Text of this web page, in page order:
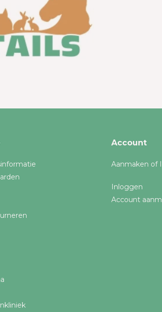
Account
Aanmaken of
Inloggen
Account